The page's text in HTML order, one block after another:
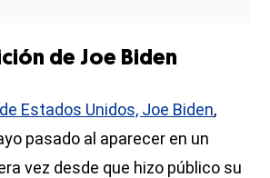
de Joe Biden
Estados Unidos, Joe Biden,
pasado al aparecer en un
vez desde que hizo público su